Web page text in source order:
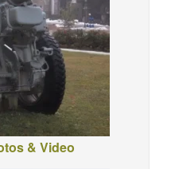
& Video